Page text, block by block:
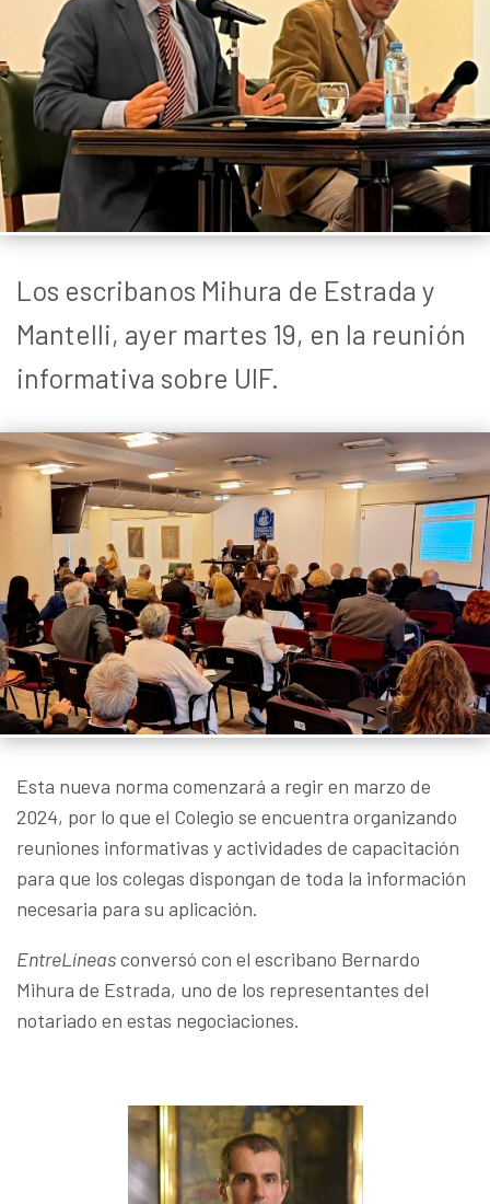
Los escribanos Mihura de Estrada y
Mantelli, ayer martes 19, en la reunión
informativa sobre UIF.
Esta nueva norma comenzará a regir en marzo de
2024, por lo que el Colegio se encuentra organizando
reuniones informativas y actividades de capacitación
para que los colegas dispongan de toda la información
necesaria para su aplicación.
EntreLíneasconversó con el escribano Bernardo
Mihura de Estrada, uno de los representantes del
notariado en estas negociaciones.